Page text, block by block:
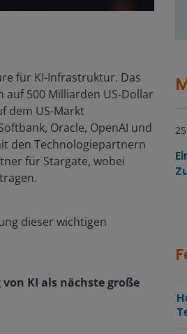
für KI-Infrastruktur. Das
500 Milliarden US-Dollar
dem US-Markt
Oracle, OpenAI und
den Technologiepartnern
für Stargate, wobei
dieser wichtigen
KI als nächste große